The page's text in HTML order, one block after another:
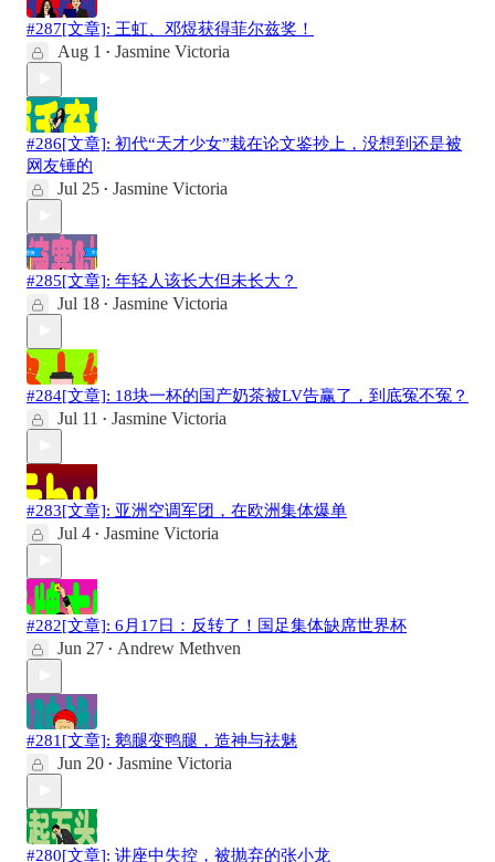
#287[文章]: 王虹、邓煜获得菲尔兹奖！
Aug 1 • Jasmine Victoria
#286[文章]: 初代“天才少女”栽在论文鉴抄上，没想到还是被
网友锤的
Jul 25 • Jasmine Victoria
#285[文章]: 年轻人该长大但未长大？
Jul 18 • Jasmine Victoria
#284[文章]: 18块一杯的国产奶茶被LV告赢了，到底冤不冤？
Jul 11 • Jasmine Victoria
#283[文章]: 亚洲空调军团，在欧洲集体爆单
Jul 4 • Jasmine Victoria
#282[文章]: 6月17日：反转了！国足集体缺席世界杯
Jun 27 • Andrew Methven
#281[文章]: 鹅腿变鸭腿，造神与祛魅
Jun 20 • Jasmine Victoria
#280[文章]: 讲座中失控，被抛弃的张小龙